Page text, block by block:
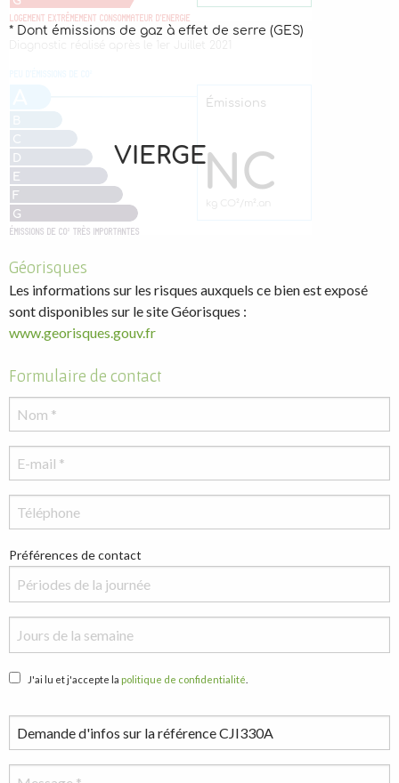
Géorisques
Les informations sur les risques auxquels ce bien est exposé
sont disponibles sur le site Géorisques :
www.georisques.gouv.fr
Formulaire de contact
Préférences de contact
J'ai lu et j'accepte la politique de confidentialité